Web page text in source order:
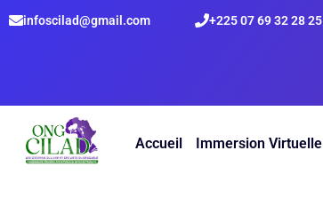
infoscilad@gmail.com +225 07 69 32 28 25
Accueil Immersion Virtuelle